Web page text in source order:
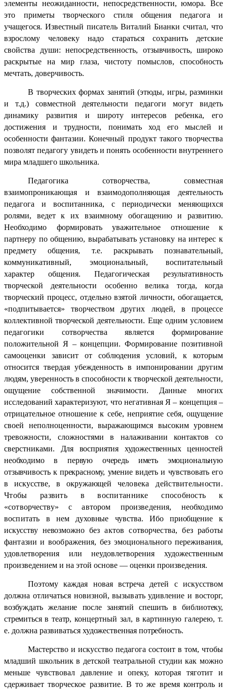
элементы неожиданности, непосредственности, юмора. Все
это приметы творческого стиля общения педагога и
учащегося. Известный писатель Виталий Бианки считал, что
взрослому человеку надо стараться сохранить детские
свойства души: непосредственность, отзывчивость, широко
раскрытые на мир глаза, чистоту помыслов, способность
мечтать, доверчивость.
В творческих формах занятий (этюды, игры, разминки
и т.д.) совместной деятельности педагоги могут видеть
динамику развития и широту интересов ребенка, его
достижения и трудности, понимать ход его мыслей и
особенности фантазии. Конечный продукт такого творчества
позволят педагогу увидеть и понять особенности внутреннего
мира младшего школьника.
Педагогика сотворчества, совместная
взаимопроникающая и взаимодополняющая деятельность
педагога и воспитанника, с периодически меняющихся
ролями, ведет к их взаимному обогащению и развитию.
Необходимо формировать уважительное отношение к
партнеру по общению, вырабатывать установку на интерес к
предмету общения, т.е. раскрывать познавательный,
коммуникативный, эмоциональный, воспитательный
характер общения. Педагогическая результативность
творческой деятельности особенно велика тогда, когда
творческий процесс, отдельно взятой личности, обогащается,
«подпитывается» творчеством других людей, в процессе
коллективной творческой деятельности. Еще одним условием
педагогики сотворчества является формирование
положительной Я – концепции. Формирование позитивной
самооценки зависит от соблюдения условий, к которым
относится твердая убежденность в импонировании другим
людям, уверенность в способности к творческой деятельности,
ощущение собственной значимости. Данные многих
исследований характеризуют, что негативная Я – концепция –
отрицательное отношение к себе, неприятие себя, ощущение
своей неполноценности, выражающимся высоким уровнем
тревожности, сложностями в налаживании контактов со
сверстниками. Для восприятия художественных ценностей
необходимо в первую очередь иметь эмоциональную
отзывчивость к прекрасному, умение видеть и чувствовать его
в искусстве, в окружающей человека действительности.
Чтобы развить в воспитаннике способность к
«сотворчеству» с автором произведения, необходимо
воспитать в нем духовные чувства. Ибо приобщение к
искусству невозможно без актов сотворчества, без работы
фантазии и воображения, без эмоционального переживания,
удовлетворения или неудовлетворения художественным
произведением и на этой основе — оценки произведения.
Поэтому каждая новая встреча детей с искусством
должна отличаться новизной, вызывать удивление и восторг,
возбуждатьжелание после занятий спешить в библиотеку,
стремиться в театр, концертный зал, в картинную галерею, т.
е. должна развиваться художественная потребность.
Мастерство и искусство педагога состоит в том, чтобы
младший школьник в детской театральной студии как можно
меньше чувствовал давление и опеку, которая тяготит и
сдерживает творческое развитие. В то же время контроль и